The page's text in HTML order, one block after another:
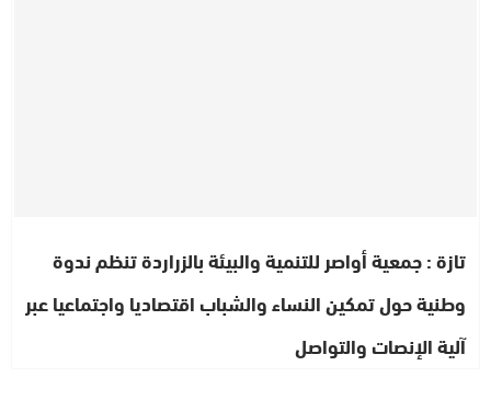
تازة : جمعية أواصر للتنمية والبيئة بالزراردة تنظم ندوة
وطنية حول تمكين النساء والشباب اقتصاديا واجتماعيا عبر
آلية الإنصات والتواصل